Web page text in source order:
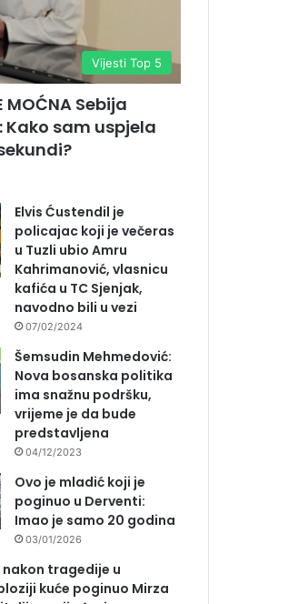
Vijesti Top 5
MOĆNA Sebija
Kako sam uspjela
Elvis Ćustendil je
policajac koji je večeras
u Tuzli ubio Amru
Kahrimanović, vlasnicu
kafića u TC Sjenjak,
navodno bili u vezi
07/02/2024
Šemsudin Mehmedović:
Nova bosanska politika
ima snažnu podršku,
vrijeme je da bude
predstavljena
04/12/2023
Ovo je mladić koji je
poginuo u Derventi:
Imao je samo 20 godina
03/01/2026
tragedije u
kuće poginuo Mirza